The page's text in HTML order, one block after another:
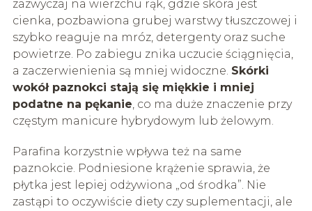
zazwyczaj na wierzchu rąk, gdzie skóra jest
cienka, pozbawiona grubej warstwy tłuszczowej i
szybko reaguje na mróz, detergenty oraz suche
powietrze. Po zabiegu znika uczucie ściągnięcia,
a zaczerwienienia są mniej widoczne. Skórki
wokół paznokci stają się miękkie i mniej
podatne na pękanie, co ma duże znaczenie przy
częstym manicure hybrydowym lub żelowym.
Parafina korzystnie wpływa też na same
paznokcie. Podniesione krążenie sprawia, że
płytka jest lepiej odżywiona „od środka”. Nie
zastąpi to oczywiście diety czy suplementacji, ale